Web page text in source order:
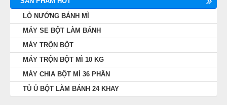
LÒ NƯỚNG BÁNH MÌ
MÁY SE BỘT LÀM BÁNH
MÁY TRỘN BỘT
MÁY TRỘN BỘT MÌ 10 KG
MÁY CHIA BỘT MÌ 36 PHẦN
TỦ Ủ BỘT LÀM BÁNH 24 KHAY